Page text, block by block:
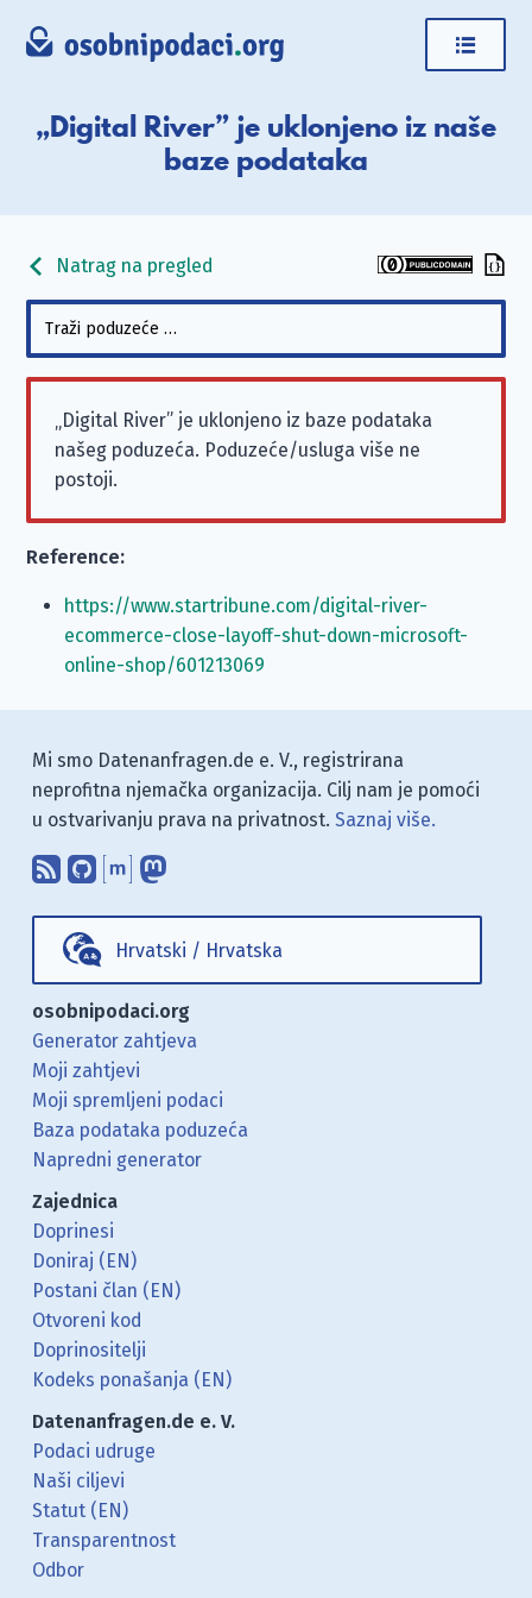
„Digital River” je uklonjeno iz naše
baze podataka
Natrag na pregled
„Digital River” je uklonjeno iz baze podataka
našeg poduzeća. Poduzeće/usluga više ne
postoji.
Reference:
https://www.startribune.com/digital-river-
ecommerce-close-layoff-shut-down-microsoft-
online-shop/601213069
Mi smo Datenanfragen.de e. V., registrirana
neprofitna njemačka organizacija. Cilj nam je pomoći
u ostvarivanju prava na privatnost.Saznaj više.
Pretplati se na naš blog koristeći
Pronađi nas na GitHubu.
Raspravljaj s nama putem
Hrvatski / Hrvatska
osobnipodaci.org
Generator zahtjeva
Moji zahtjevi
Moji spremljeni podaci
Baza podataka poduzeća
Napredni generator
Zajednica
Doprinesi
Doniraj (EN)
Postani član (EN)
Otvoreni kod
Doprinositelji
Kodeks ponašanja (EN)
Datenanfragen.de e. V.
Podaci udruge
Naši ciljevi
Statut (EN)
Transparentnost
Odbor